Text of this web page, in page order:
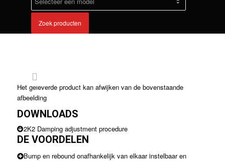
Zoek producten
Het geleverde product kan afwijken van de bovenstaande
afbeelding
DOWNLOADS
2K2 Damping adjustment procedure
DE VOORDELEN
Bump en rebound onafhankelijk van elkaar instelbaar en